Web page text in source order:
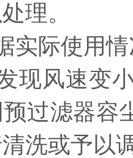
理。
际使用情
风速变小
过滤器容
洗或予以